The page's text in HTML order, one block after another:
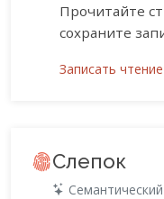
Прочитайте
сохраните
Записать чтение
Слепок